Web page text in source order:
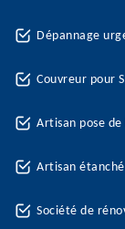
Dépannage
Couvreur pour
Artisan pose
Artisan
Société de